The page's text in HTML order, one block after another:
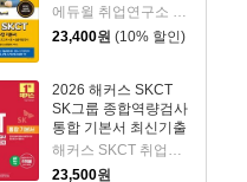
에듀윌 취업연구소 편저
23,400원 (10% 할인)
2026 해커스 SKCT
SK그룹 종합역량검사
통합 기본서 최신기출
유형+실전모의고사
23,500원